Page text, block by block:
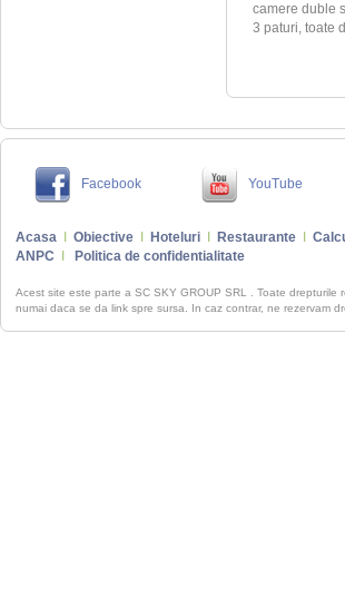
camere duble
3 paturi, toate
Facebook YouTube
Acasa Obiective Hoteluri Restaurante
ANPC
Politica de confidentialitate
Acest site este parte a SC SKY GROUP SRL . Toate drepturile
numai daca se da link spre sursa. In caz contrar, ne rezervam